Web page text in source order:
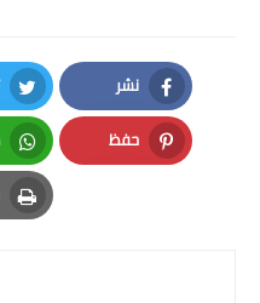
نشر
Facebook
حفظ
Pinterest